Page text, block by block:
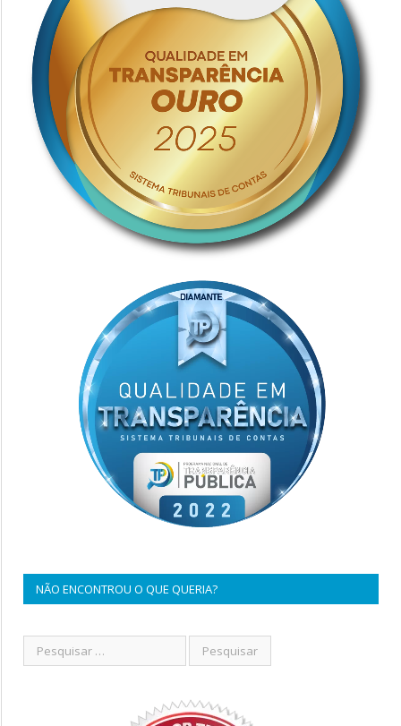
NÃO ENCONTROU O QUE QUERIA?